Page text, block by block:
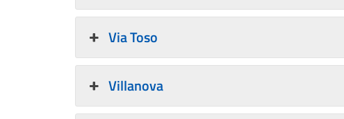
Via Toso
Villanova